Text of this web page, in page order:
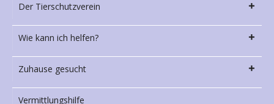
Der Tierschutzverein
Wie kann ich helfen?
Zuhause gesucht
Vermittlungshilfe